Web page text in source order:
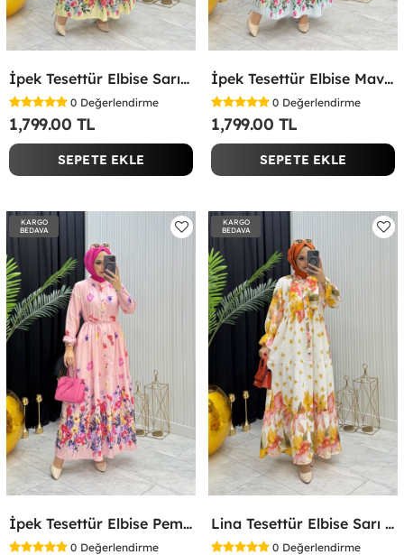
İpek Tesettür Elbise Sarı Sarı
0 Değerlendirme
1,799.00 TL
SEPETE EKLE
İpek Tesettür Elbise Mavi Mavi
0 Değerlendirme
1,799.00 TL
SEPETE EKLE
KARGO
BEDAVA
İpek Tesettür Elbise Pembe Pembe
0 Değerlendirme
KARGO
BEDAVA
Lina Tesettür Elbise Sarı Sarı
0 Değerlendirme